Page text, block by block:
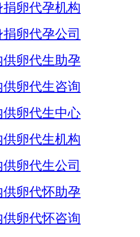
捐卵代孕机构
卵代孕公司
供卵代生助孕
供卵代生咨询
供卵代生中心
供卵代生机构
供卵代生公司
供卵代怀助孕
供卵代怀咨询